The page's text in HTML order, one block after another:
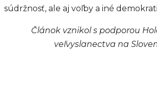
súdržnosť, ale aj voľby a iné
Článok vznikol s podporou
veľvyslanectva na